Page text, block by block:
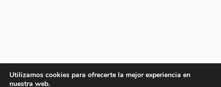
Utilizamos cookies para ofrecerte la mejor experiencia en
nuestra web.